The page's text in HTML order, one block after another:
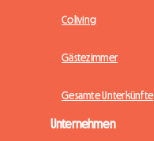
Coliving
Gästezimmer
Gesamte Unterkünfte
Unternehmen